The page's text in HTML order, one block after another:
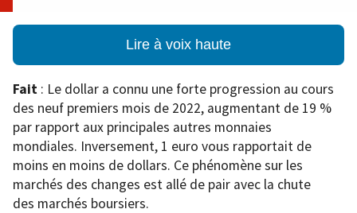
Lire à voix haute
Fait : Le dollar a connu une forte progression au cours
des neuf premiers mois de 2022, augmentant de 19 %
par rapport aux principales autres monnaies
mondiales. Inversement, 1 euro vous rapportait de
moins en moins de dollars. Ce phénomène sur les
marchés des changes est allé de pair avec la chute
des marchés boursiers.